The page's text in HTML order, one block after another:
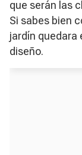
que serán las
Si sabes bien
jardín quedara
diseño.